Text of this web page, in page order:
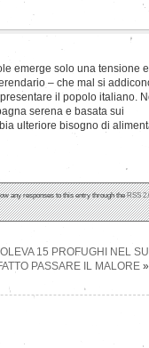
emerge solo una tensione e
– che mal si
il popolo italiano.
serena e basata sui
ulteriore bisogno di
any responses to this entry through theRSS
15 PROFUGHI NEL
PASSARE IL MALORE»